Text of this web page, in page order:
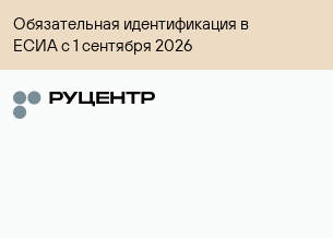
Обязательная идентификация в
ЕСИА с 1 сентября 2026